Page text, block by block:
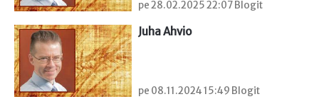
pe 28.02.2025 22:07 Blogit
Juha Ahvio
pe 08.11.2024 15:49 Blogit